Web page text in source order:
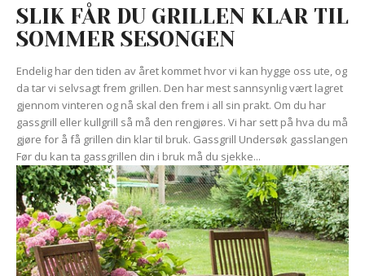
SLIK FÅR DU GRILLEN KLAR TIL
SOMMER SESONGEN
Endelig har den tiden av året kommet hvor vi kan hygge oss ute, og
da tar vi selvsagt frem grillen. Den har mest sannsynlig vært lagret
gjennom vinteren og nå skal den frem i all sin prakt. Om du har
gassgrill eller kullgrill så må den rengjøres. Vi har sett på hva du må
gjøre for å få grillen din klar til bruk. Gassgrill Undersøk gasslangen
Før du kan ta gassgrillen din i bruk må du sjekke...